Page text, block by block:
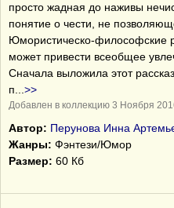
просто жадная до наживы
понятие о чести, не
Юмористическо-философские
может привести всеобщее
Сначала выложила этот
п
>>
Добавлен в коллекцию 3 Ноября
Автор: Перунова Инна
Жанры: Фэнтези/Юмор
Размер: 60 Кб